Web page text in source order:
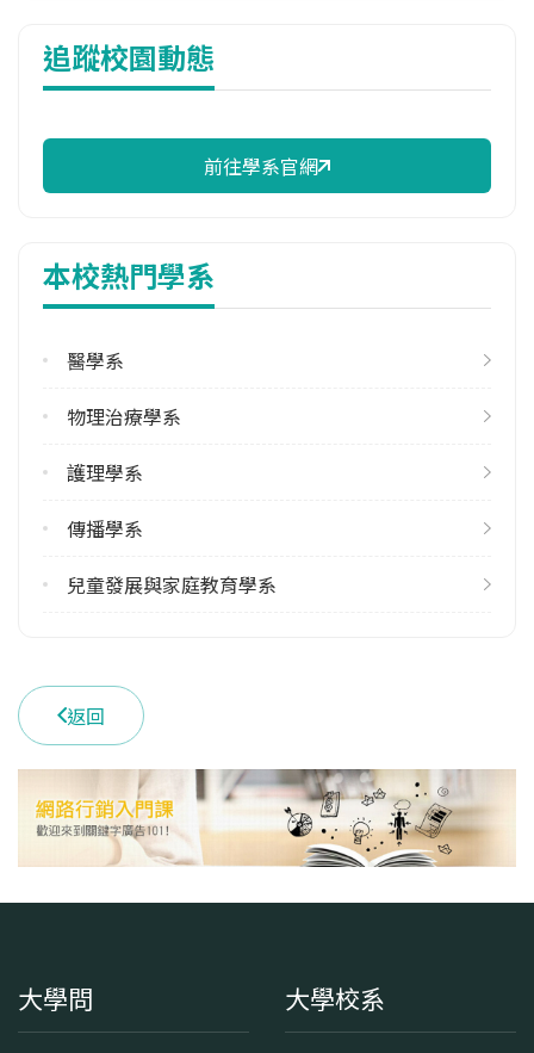
78.38%
校際選課人數
113學年度下學期
雙聯學制人數
113學年度上學期
學系電話
學系地址
追蹤校園動態
前往學系官網
本校熱門學系
醫學系
物理治療學系
護理學系
傳播學系
兒童發展與家庭教育學系
返回
大學問 大學校系